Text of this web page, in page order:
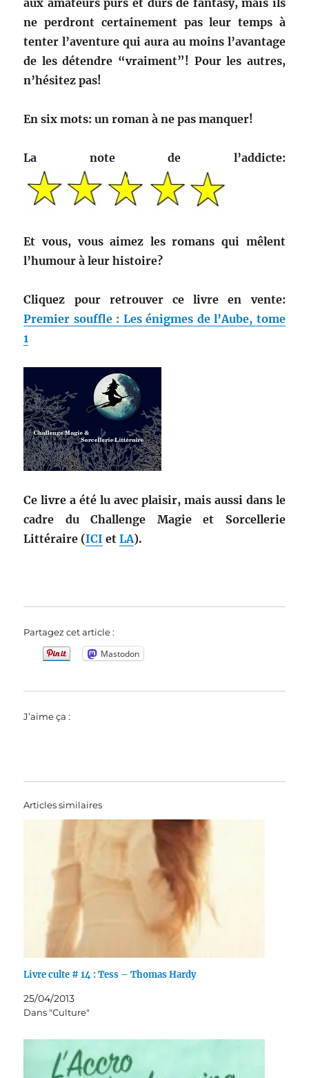
aux amateurs purs et durs de fantasy, mais ils
ne perdront certainement pas leur temps à
tenter l’aventure qui aura au moins l’avantage
de les détendre “vraiment”! Pour les autres,
n’hésitez pas!
En six mots: un roman à ne pas manquer!
La note de l’addicte:
Et vous, vous aimez les romans qui mêlent
l’humour à leur histoire?
Cliquez pour retrouver ce livre en vente:
Premier souffle : Les énigmes de l’Aube, tome
1
Ce livre a été lu avec plaisir, mais aussi dans le
cadre du Challenge Magie et Sorcellerie
Littéraire (ICI etLA).
Partagez cet article :
Mastodon
J’aime ça :
Articles similaires
Livre culte # 14 : Tess – Thomas Hardy
25/04/2013
Dans "Culture"